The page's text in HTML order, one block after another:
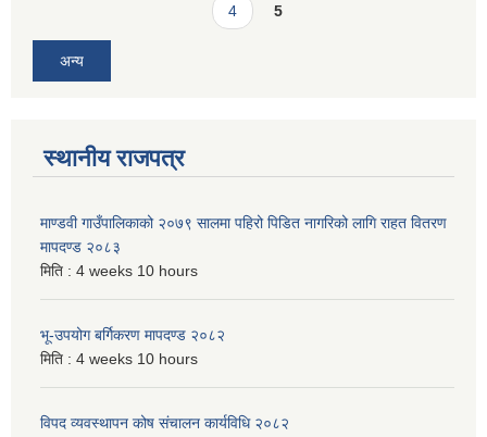
4 5
अन्य
स्थानीय राजपत्र
माण्डवी गाउँपालिकाको २०७९ सालमा पहिरो पिडित नागरिको लागि राहत वितरण
मापदण्ड २०८३
मिति : 4 weeks 10 hours
भू-उपयोग बर्गिकरण मापदण्ड २०८२
मिति : 4 weeks 10 hours
विपद व्यवस्थापन कोष संचालन कार्यविधि २०८२